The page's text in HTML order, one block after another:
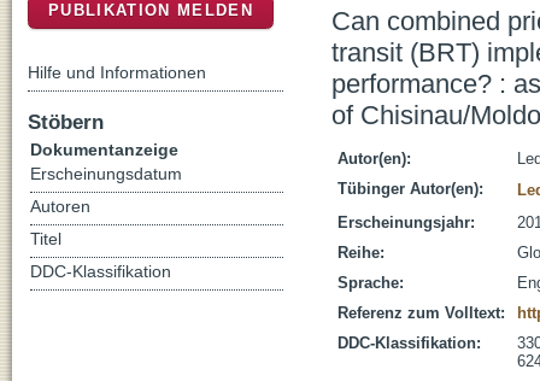
Can combined
transit (BRT)
performance? :
of Chisinau/
Autor(en):
Tübinger Autor(en):
Erscheinungsjahr:
Reihe:
Sprache:
Referenz zum Volltext:
DDC-Klassifikation:
PUBLIKATION MELDEN
Hilfe und Informationen
Stöbern
Dokumentanzeige
Erscheinungsdatum
Autoren
Titel
DDC-Klassifikation